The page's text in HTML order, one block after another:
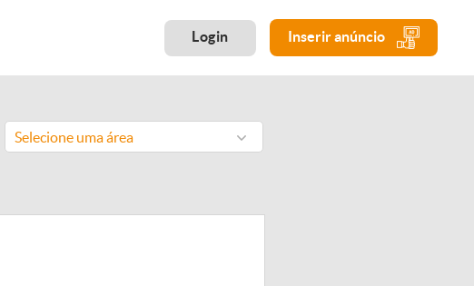
Login Inserir anúncio
Selecione uma área